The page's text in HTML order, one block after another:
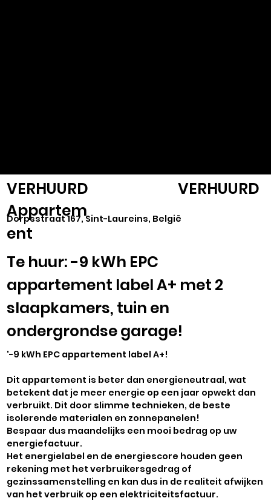
VERHUURD
Appartem
ent
Dorpsstraat 167, Sint-Laureins, België
VERHUURD
Te huur: -9 kWh EPC
appartement label A+ met 2
slaapkamers, tuin en
ondergrondse garage!
'-9 kWh EPC appartement label A+!
Dit appartement is beter dan energieneutraal, wat
betekent dat je meer energie op een jaar opwekt dan
verbruikt. Dit door slimme technieken, de beste
isolerende materialen en zonnepanelen!
Bespaar dus maandelijks een mooi bedrag op uw
energiefactuur.
Het energielabel en de energiescore houden geen
rekening met het verbruikersgedrag of
gezinssamenstelling en kan dus in de realiteit afwijken
van het verbruik op een elektriciteitsfactuur.